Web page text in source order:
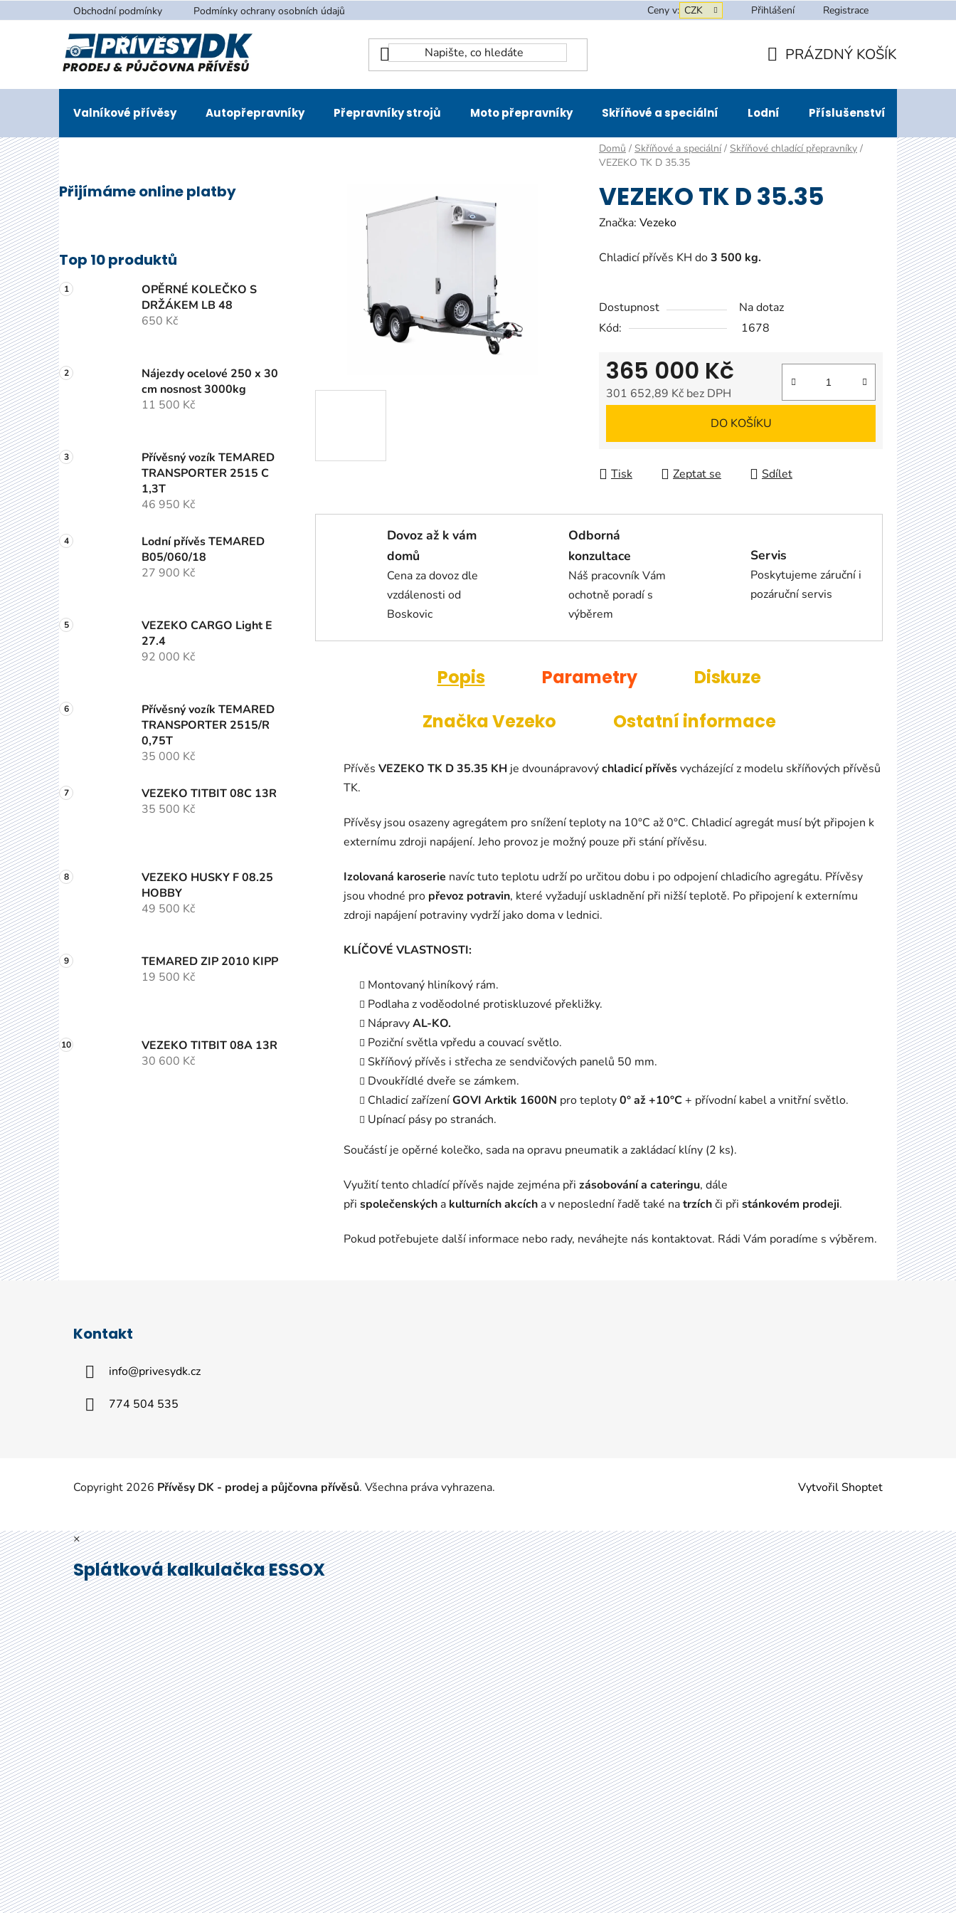
na
Obchodní podmínky Podmínky ochrany osobních údajů Ceny v: CZK Přihlášení Registrace
KOŠÍK
PRÁZDNÝ KOŠÍK
Valníkové přívěsy Autopřepravníky Přepravníky strojů Moto přepravníky Skříňové a speciální Lodní Příslušenství
Domů / Skříňové a speciální / Skříňové chladící přepravníky /
VEZEKO TK D 35.35
P
o
s
t
r
a
n
n
í
p
a
n
e
l
Přijímáme online platby
Top 10 produktů
OPĚRNÉ KOLEČKO S
DRŽÁKEM LB 48
650 Kč
Nájezdy ocelové 250 x 30
cm nosnost 3000kg
11 500 Kč
Přívěsný vozík TEMARED
TRANSPORTER 2515 C
1,3T
46 950 Kč
Lodní přívěs TEMARED
B05/060/18
27 900 Kč
VEZEKO CARGO Light E
27.4
92 000 Kč
Přívěsný vozík TEMARED
TRANSPORTER 2515/R
0,75T
35 000 Kč
VEZEKO TITBIT 08C 13R
35 500 Kč
VEZEKO HUSKY F 08.25
HOBBY
49 500 Kč
TEMARED ZIP 2010 KIPP
19 500 Kč
VEZEKO TITBIT 08A 13R
30 600 Kč
VEZEKO TK D 35.35
Značka: Vezeko
Chladicí přívěs KH do3 500 kg.
Dostupnost
Na dotaz
Kód:
1678
365 000 Kč
301 652,89 Kč bez DPH
DO KOŠÍKU
Tisk Zeptat se Sdílet
Dovoz až k vám
domů
Cena za dovoz dle
vzdálenosti od
Boskovic
Odborná
konzultace
Náš pracovník Vám
ochotně poradí s
výběrem
Servis
Poskytujeme záruční i
pozáruční servis
Popis Parametry
Diskuze
ZnačkaVezeko Ostatní informace
Přívěs VEZEKO TK D 35.35 KH je dvounápravovýchladicípřívěsvycházející z modelu skříňových přívěsů
TK.
Přívěsy jsou osazeny agregátem pro snížení teploty na 10°C až 0°C. Chladicí agregát musí být připojen k
externímu zdroji napájení. Jeho provoz je možný pouze při stání přívěsu.
Izolovaná karoserie navíc tuto teplotu udrží po určitou dobu i po odpojení chladicího agregátu. Přívěsy
jsou vhodné pro převoz potravin, které vyžadují uskladnění při nižší teplotě. Po připojení k externímu
zdroji napájení potraviny vydrží jako doma v lednici.
KLÍČOVÉ VLASTNOSTI:
Montovaný hliníkový rám.
Podlaha z voděodolné protiskluzové překližky.
NápravyAL-KO.
Poziční světla vpředu a couvací světlo.
Skříňový přívěs i střecha ze sendvičových panelů 50 mm.
Dvoukřídlé dveře se zámkem.
Chladicí zařízeníGOVI Arktik 1600N pro teploty0° až +10°C+ přívodní kabel a vnitřní světlo.
Upínací pásy po stranách.
Součástí je opěrné kolečko, sada na opravu pneumatik a zakládací klíny (2 ks).
Využití tento chladící přívěs najde zejména při zásobování a cateringu, dále
při společenských a kulturních akcích a v neposlední řadě také natrzíchči při stánkovém prodeji.
Pokud potřebujete další informace nebo rady, neváhejte nás kontaktovat. Rádi Vám poradíme s výběrem.
Kontakt
info@privesydk.cz
774 504 535
Vytvořil Shoptet
Copyright 2026 Přívěsy DK - prodej a půjčovna přívěsů. Všechna práva vyhrazena.
×
Splátková kalkulačka ESSOX